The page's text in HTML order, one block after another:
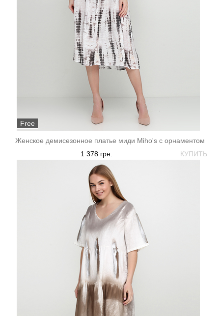
Free
Женское демисезонное платье миди Miho's с орнаментом
КУПИТЬ
1 378 грн.